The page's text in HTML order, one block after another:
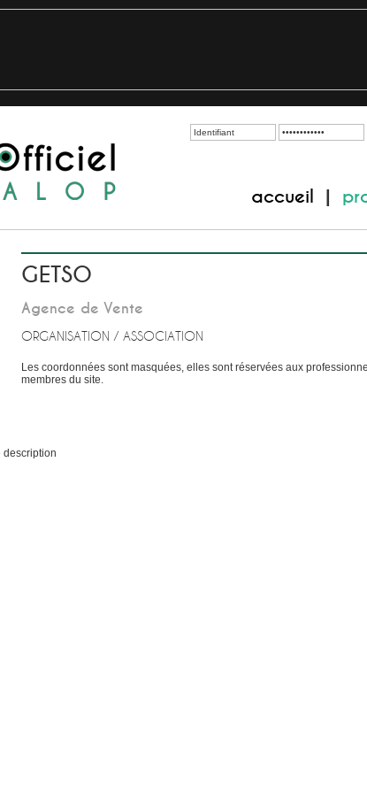
accueil
GETSO
Agence de Vente
ORGANISATION / ASSOCIATION
Les coordonnées sont masquées, elles sont réservées aux
membres du site.
description